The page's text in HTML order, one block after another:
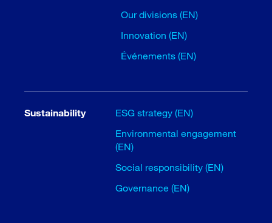
Our divisions (EN)
Innovation (EN)
Événements (EN)
Sustainability
ESG strategy (EN)
Environmental engagement
(EN)
Social responsibility (EN)
Governance (EN)